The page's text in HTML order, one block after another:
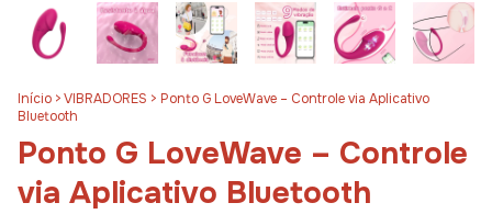
Início >VIBRADORES > Ponto G LoveWave – Controle via Aplicativo
Bluetooth
Ponto G LoveWave – Controle
via Aplicativo Bluetooth